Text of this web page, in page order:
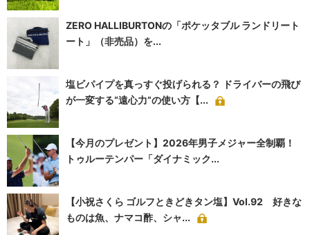
ZERO HALLIBURTONの「ポケッタブル ランドリート
ート」（非売品）を...
塩ビパイプを真っすぐ投げられる？ ドライバーの飛び
が一変する“遠心力”の使い方【...
【今月のプレゼント】2026年男子メジャー全制覇！
トゥルーテンパー「ダイナミック...
【小祝さくら ゴルフときどきタン塩】Vol.92 好きな
ものは魚、ナマコ酢、シャ...